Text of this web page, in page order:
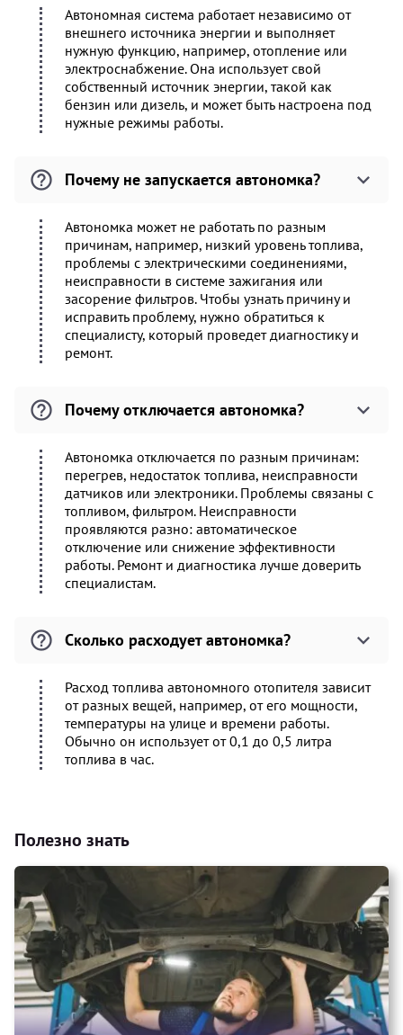
Автономная система работает независимо от
внешнего источника энергии и выполняет
нужную функцию, например, отопление или
электроснабжение. Она использует свой
собственный источник энергии, такой как
бензин или дизель, и может быть настроена под
нужные режимы работы.
Почему не запускается автономка?
Автономка может не работать по разным
причинам, например, низкий уровень топлива,
проблемы с электрическими соединениями,
неисправности в системе зажигания или
засорение фильтров. Чтобы узнать причину и
исправить проблему, нужно обратиться к
специалисту, который проведет диагностику и
ремонт.
Почему отключается автономка?
Автономка отключается по разным причинам:
перегрев, недостаток топлива, неисправности
датчиков или электроники. Проблемы связаны с
топливом, фильтром. Неисправности
проявляются разно: автоматическое
отключение или снижение эффективности
работы. Ремонт и диагностика лучше доверить
специалистам.
Сколько расходует автономка?
Расход топлива автономного отопителя зависит
от разных вещей, например, от его мощности,
температуры на улице и времени работы.
Обычно он использует от 0,1 до 0,5 литра
топлива в час.
Полезно знать